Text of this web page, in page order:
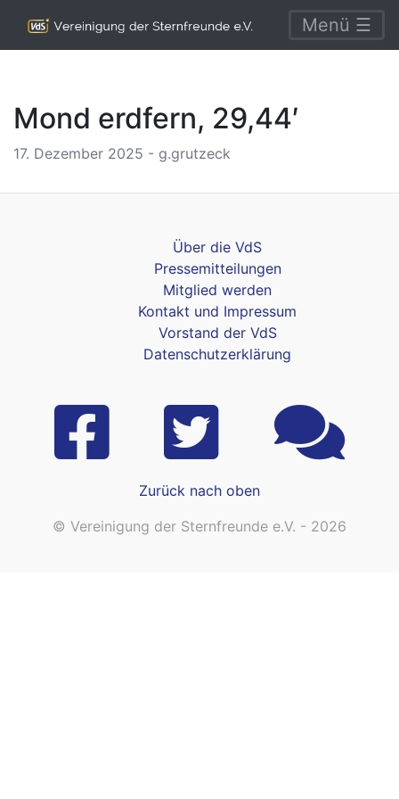
Menü ☰
Mond erdfern, 29,44′
17. Dezember 2025 - g.grutzeck
Über die VdS
Pressemitteilungen
Mitglied werden
Kontakt und Impressum
Vorstand der VdS
Datenschutzerklärung
Zurück nach oben
© Vereinigung der Sternfreunde e.V. - 2026